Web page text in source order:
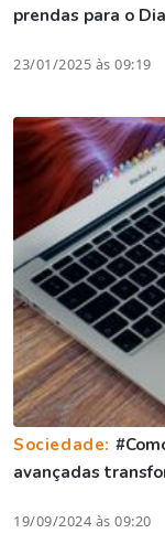
prendas para o
23/01/2025 às 09:19
Sociedade:
avançadas
19/09/2024 às 09:20